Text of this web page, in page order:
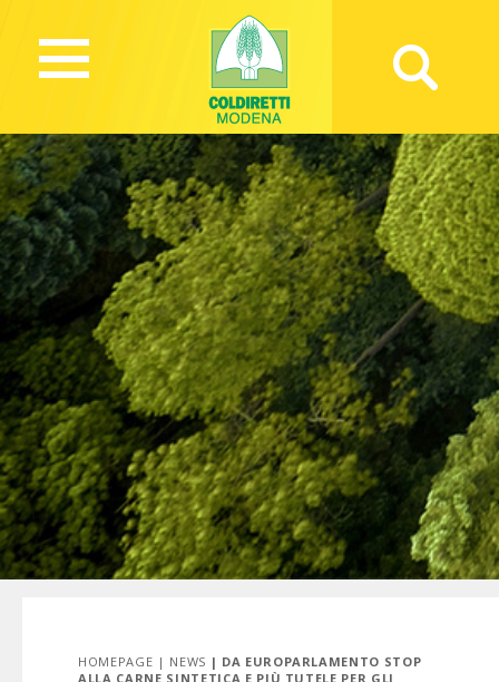
HOMEPAGE | NEWS | DA EUROPARLAMENTO STOP
ALLA CARNE SINTETICA E PIÙ TUTELE PER GLI